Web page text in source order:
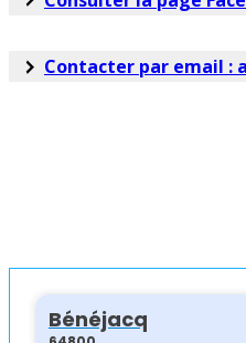
Contacter par email :